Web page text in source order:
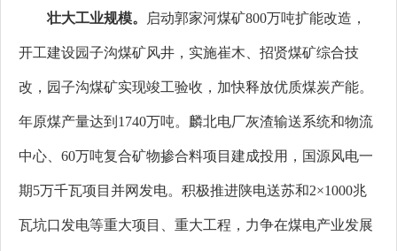
壮大工业规模。 启动郭家河煤矿800万吨扩能改造，
开工建设园子沟煤矿风井，实施崔木、招贤煤矿综合技
改，园子沟煤矿实现竣工验收，加快释放优质煤炭产能。
年原煤产量达到1740万吨。麟北电厂灰渣输送系统和物流
中心、60万吨复合矿物掺合料项目建成投用，国源风电一
期5万千瓦项目并网发电。积极推进陕电送苏和2×1000兆
瓦坑口发电等重大项目、重大工程，力争在煤电产业发展